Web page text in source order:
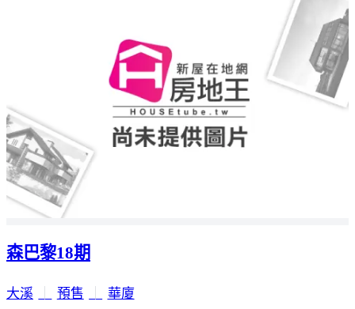
森巴黎18期
大溪 預售 華廈